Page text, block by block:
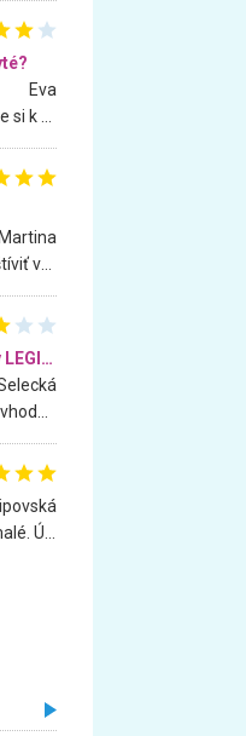
Eva
Martina
Vnútorné detské ihrisko LEGIONARIK v LEGIA Fitness